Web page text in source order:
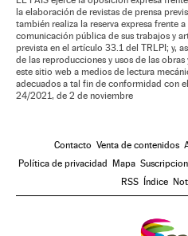
la elaboración de revistas de prensa
también realiza la reserva expresa frente
comunicación pública de sus trabajos y
prevista en el artículo 33.1 del TRLPI; y,
de las reproducciones y usos de las
este sitio web a medios de lectura
adecuados a tal fin de conformidad con
24/2021, de 2 de noviembre
Contacto Venta de contenidos
Política de privacidad Mapa
RSS Índice